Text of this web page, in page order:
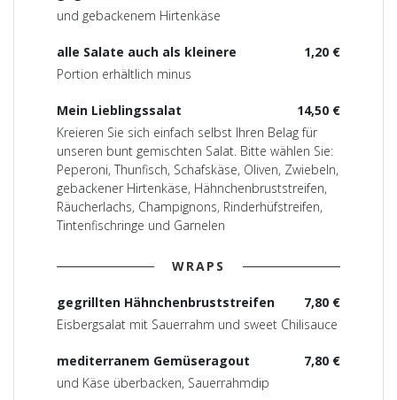
und gebackenem Hirtenkäse
1,20 €
alle Salate auch als kleinere
Portion erhältlich minus
14,50 €
Mein Lieblingssalat
Kreieren Sie sich einfach selbst Ihren Belag für
unseren bunt gemischten Salat. Bitte wählen Sie:
Peperoni, Thunfisch, Schafskäse, Oliven, Zwiebeln,
gebackener Hirtenkäse, Hähnchenbruststreifen,
Räucherlachs, Champignons, Rinderhüfstreifen,
Tintenfischringe und Garnelen
WRAPS
7,80 €
gegrillten Hähnchenbruststreifen
Eisbergsalat mit Sauerrahm und sweet Chilisauce
7,80 €
mediterranem Gemüseragout
und Käse überbacken, Sauerrahmdip